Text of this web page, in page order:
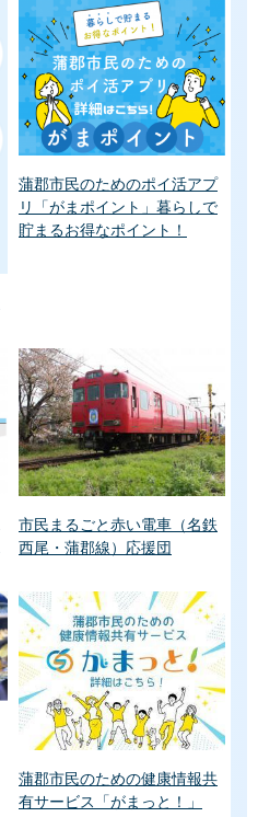
蒲郡市民のためのポイ活アプ
リ「がまポイント」暮らしで
貯まるお得なポイント！
市民まるごと赤い電車（名鉄
西尾・蒲郡線）応援団
蒲郡市民のための健康情報共
有サービス「がまっと！」